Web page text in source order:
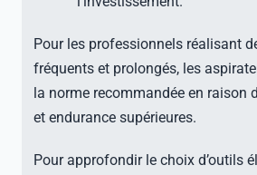
Pour les professionnels réalisant
fréquents et prolongés, les
la norme recommandée en raison
et endurance supérieures.
Pour approfondir le choix d’outils